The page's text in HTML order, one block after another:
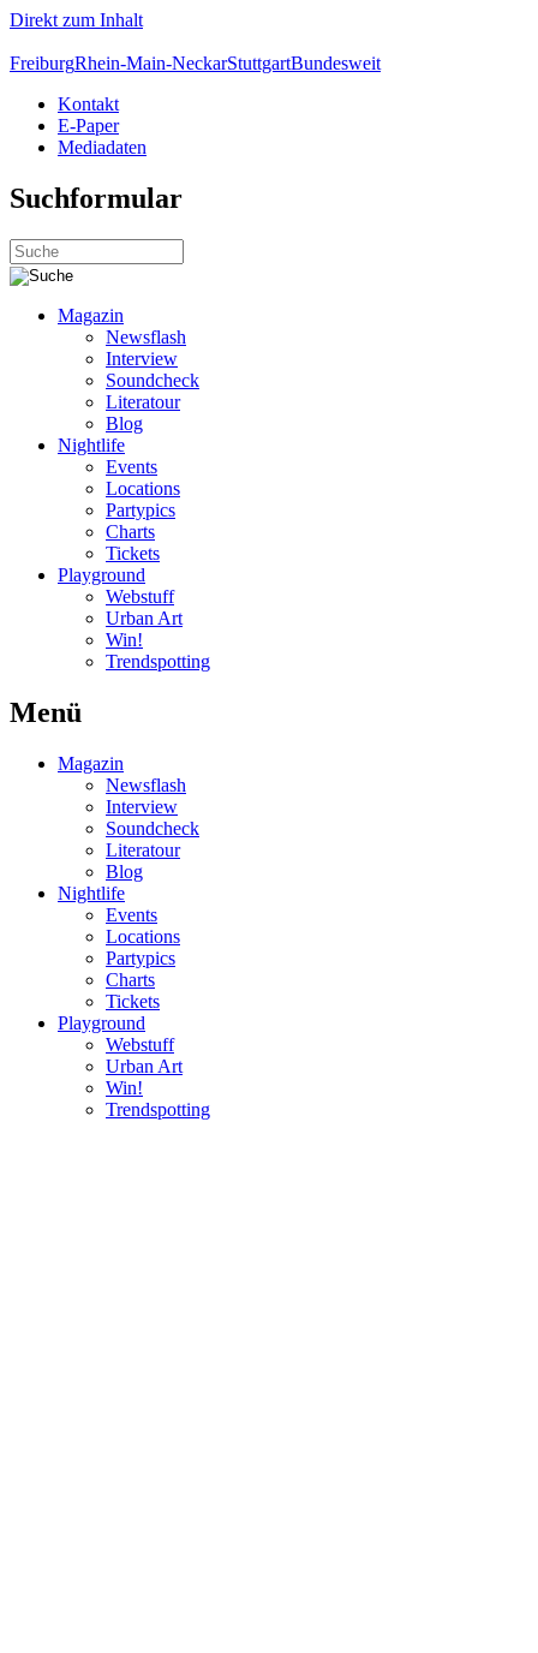
Direkt zum Inhalt
FreiburgRhein-Main-NeckarStuttgartBundesweit
Kontakt
E-Paper
Mediadaten
Suchformular
Magazin
Newsflash
Interview
Soundcheck
Literatour
Blog
Nightlife
Events
Locations
Partypics
Charts
Tickets
Playground
Webstuff
Urban Art
Win!
Trendspotting
Menü
Magazin
Newsflash
Interview
Soundcheck
Literatour
Blog
Nightlife
Events
Locations
Partypics
Charts
Tickets
Playground
Webstuff
Urban Art
Win!
Trendspotting